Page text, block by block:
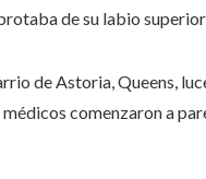
de su labio
de Astoria, Queens,
comenzaron a